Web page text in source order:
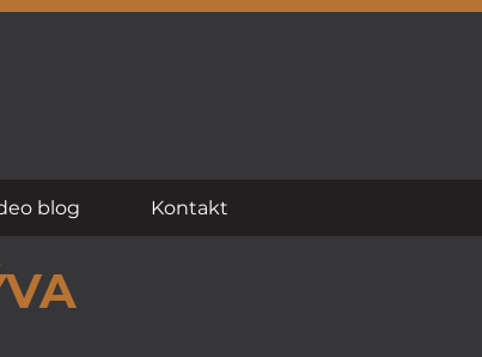
blog Kontakt